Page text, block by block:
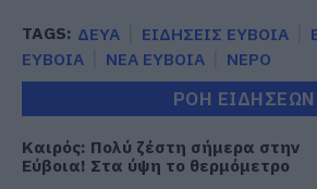
TAGS: ΔΕΥΑ ΕΙΔΗΣΕΙΣ ΕΥΒΟΙΑ
ΕΥΒΟΙΑ
ΝΕΑ ΕΥΒΟΙΑ ΝΕΡΟ
ΡΟΗ ΕΙΔΗΣΕΩΝ
Καιρός: Πολύ ζέστη σήμερα στην
Εύβοια! Στα ύψη το θερμόμετρο